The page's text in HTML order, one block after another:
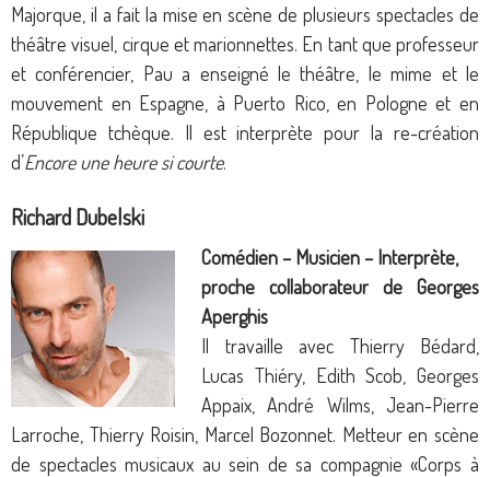
Majorque, il a fait la mise en scène de plusieurs spectacles de
théâtre visuel, cirque et marionnettes. En tant que professeur
et conférencier, Pau a enseigné le théâtre, le mime et le
mouvement en Espagne, à Puerto Rico, en Pologne et en
République tchèque. Il est interprète pour la re-création
d’Encore une heure si courte.
Richard Dubelski
Comédien – Musicien – Interprète,
proche collaborateur de Georges
Aperghis
Il travaille avec Thierry Bédard,
Lucas Thiéry, Edith Scob, Georges
Appaix, André Wilms, Jean-Pierre
Larroche, Thierry Roisin, Marcel Bozonnet. Metteur en scène
de spectacles musicaux au sein de sa compagnie «Corps à